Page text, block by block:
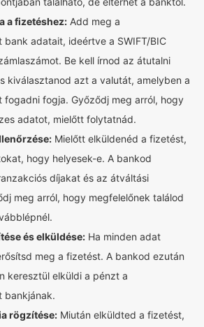
a fizetéshez: Add meg a
adatait, ideértve a SWIFT/BIC
Be kell írnod az átutalni
kiválasztanod azt a valutát, amelyben a
fogadni fogja. Győződj meg arról, hogy
adatot, mielőtt folytatnád.
Mielőtt elküldenéd a fizetést,
hogy helyesek-e. A bankod
díjakat és az átváltási
meg arról, hogy megfelelőnek találod
és elküldése: Ha minden adat
meg a fizetést. A bankod ezután
keresztül elküldi a pénzt a
bankjának.
rögzítése: Miután elküldted a fizetést,